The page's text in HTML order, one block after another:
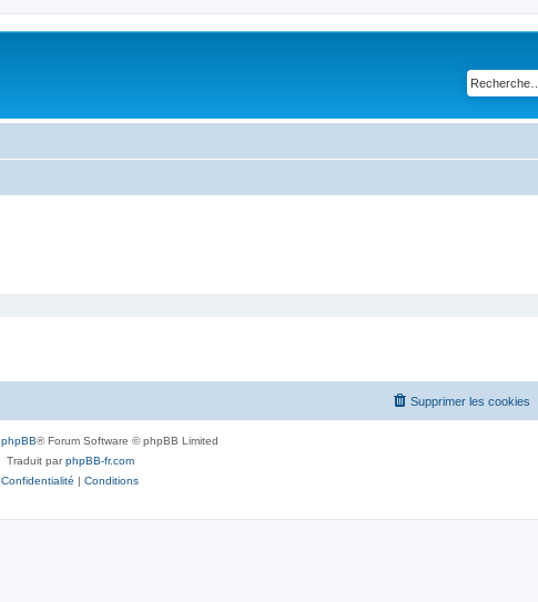
Supprimer les cookies
phpBB® Forum Software © phpBB Limited
Traduit parphpBB-fr.com
Confidentialité | Conditions